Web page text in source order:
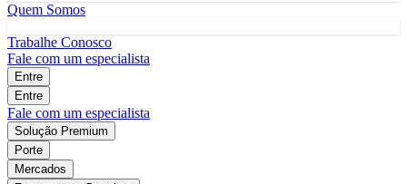
Quem Somos
Trabalhe Conosco
Fale com um especialista
Entre
Entre
Fale com um especialista
Solução Premium
Porte
Mercados